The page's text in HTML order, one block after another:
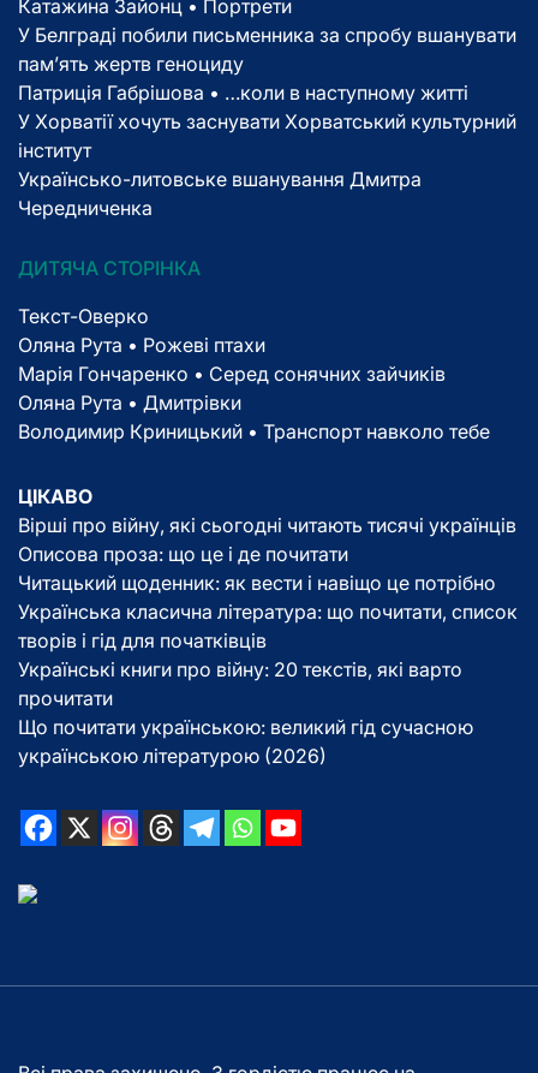
Катажина Зайонц • Портрети
У Белграді побили письменника за спробу вшанувати
пам’ять жертв геноциду
Патриція Габрішова • …коли в наступному житті
У Хорватії хочуть заснувати Хорватський культурний
інститут
Українсько-литовське вшанування Дмитра
Чередниченка
ДИТЯЧА СТОРІНКА
Текст-Оверко
Оляна Рута • Рожеві птахи
Марія Гончаренко • Серед сонячних зайчиків
Оляна Рута • Дмитрівки
Володимир Криницький • Транспорт навколо тебе
ЦІКАВО
Вірші про війну, які сьогодні читають тисячі українців
Описова проза: що це і де почитати
Читацький щоденник: як вести і навіщо це потрібно
Українська класична література: що почитати, список
творів і гід для початківців
Українські книги про війну: 20 текстів, які варто
прочитати
Що почитати українською: великий гід сучасною
українською літературою (2026)